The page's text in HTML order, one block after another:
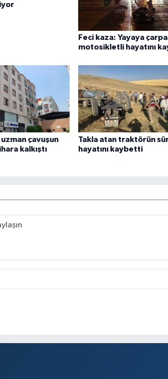
Feci kaza: Yayaya
motosikletli hayatını
uzman çavuşun
kalkıştı
Takla atan traktörün
hayatını kaybetti